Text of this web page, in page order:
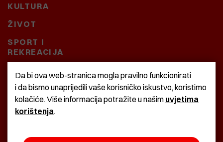
KULTURA
ŽIVOT
SPORT I
REKREACIJA
CRNA KRONIKA
BAŠTARDINI I PRAVI
KRASNA ZEMLJA
Da bi ova web-stranica mogla pravilno funkcionirati
i da bismo unaprijedili vaše korisničko iskustvo, koristimo
kolačiće. Više informacija potražite u našim uvjetima
korištenja.